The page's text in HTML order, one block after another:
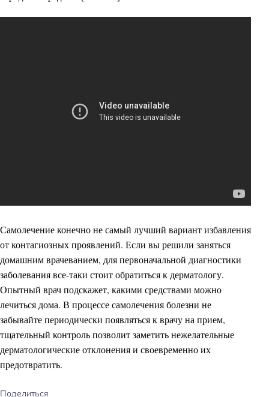
Самолечение конечно не самый лучший вариант избавления
от контагиозных проявлений. Если вы решили заняться
домашним врачеванием, для первоначальной диагностики
заболевания все-таки стоит обратиться к дерматологу.
Опытный врач подскажет, какими средствами можно
лечиться дома. В процессе самолечения болезни не
забывайте периодически появляться к врачу на прием,
тщательный контроль позволит заметить нежелательные
дерматологические отклонения и своевременно их
предотвратить.
Поделиться